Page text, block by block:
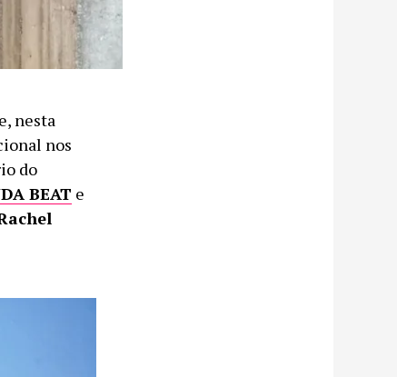
nesta
nos
do
BEAT e